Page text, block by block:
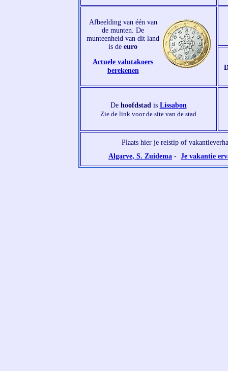
Afbeelding van één van
de munten. De
munteenheid van dit land
is deeuro
Actuele valutakoers
berekenen
De hoofdstad is Lissabon
Zie de link voor de site van de stad
Plaats hier je reistip of
Algarve, S. Zuidema -Je vakantie